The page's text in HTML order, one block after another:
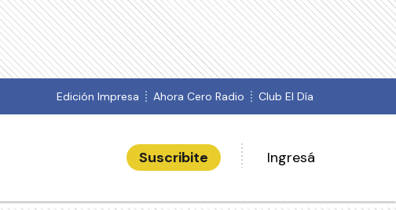
Edición Impresa Ahora Cero Radio Club El Día
Suscribite Ingresá